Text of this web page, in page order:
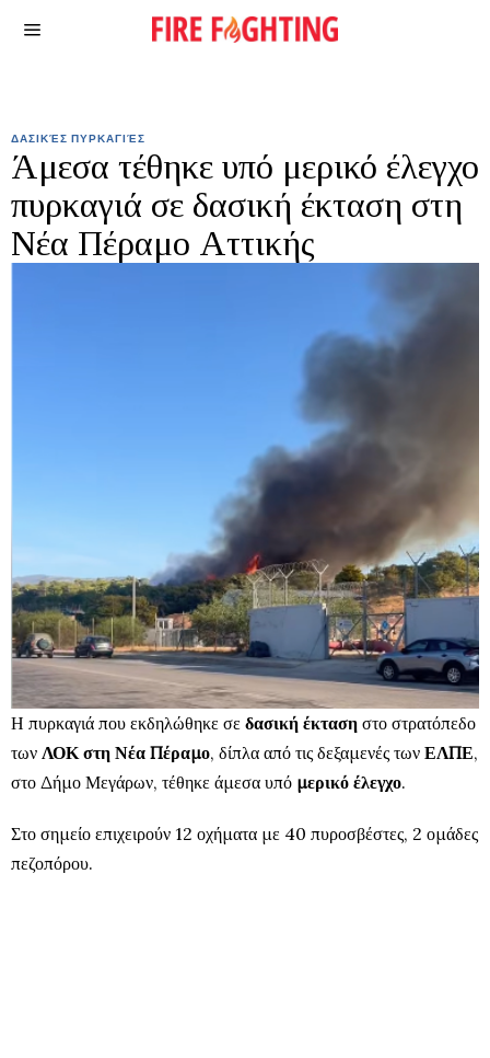
ΔΑΣΙΚΈΣ ΠΥΡΚΑΓΙΈΣ
Άμεσα τέθηκε υπό μερικό έλεγχο
πυρκαγιά σε δασική έκταση στη
Νέα Πέραμο Αττικής
Η πυρκαγιά που εκδηλώθηκε σε δασική έκταση στο στρατόπεδο
των ΛΟΚ στη Νέα Πέραμο, δίπλα από τις δεξαμενές των ΕΛΠΕ,
στο Δήμο Μεγάρων, τέθηκε άμεσα υπό μερικό έλεγχο.
Στο σημείο επιχειρούν 12 οχήματα με 40 πυροσβέστες, 2 ομάδες
πεζοπόρου.